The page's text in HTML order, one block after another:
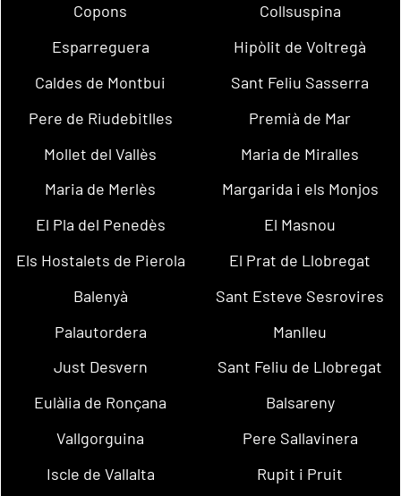
Copons
Collsuspina
Esparreguera
Hipòlit de Voltregà
Caldes de Montbui
Sant Feliu Sasserra
Pere de Riudebitlles
Premià de Mar
Mollet del Vallès
Maria de Miralles
Maria de Merlès
Margarida i els Monjos
El Pla del Penedès
El Masnou
Els Hostalets de Pierola
El Prat de Llobregat
Balenyà
Sant Esteve Sesrovires
Palautordera
Manlleu
Just Desvern
Sant Feliu de Llobregat
Eulàlia de Ronçana
Balsareny
Vallgorguina
Pere Sallavinera
Iscle de Vallalta
Rupit i Pruit